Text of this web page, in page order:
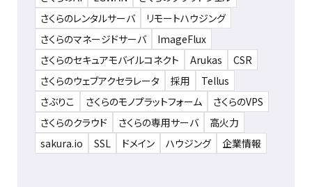
さくらのレンタルサーバ
リモートハウジング
さくらのマネージドサーバ
ImageFlux
さくらのセキュアモバイルコネクト
Arukas
CSR
さくらのウェブアクセラレータ
採用
Tellus
さぶりこ
さくらのモノプラットフォーム
さくらのVPS
さくらのクラウド
さくらの専用サーバ
高火力
sakura.io
SSL ドメイン ハウジング 企業情報